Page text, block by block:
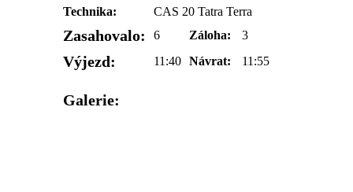
Technika: CAS 20 Tatra Terra
Zasahovalo: 6 Záloha: 3
Výjezd: 11:40 Návrat: 11:55
Galerie: